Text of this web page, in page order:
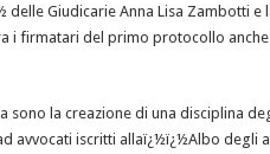
delle Giudicarie Anna Lisa Zambotti e
i firmatari del primo protocollo
sono la creazione di una disciplina
avvocati iscritti allaï¿½ï¿½Albo degli